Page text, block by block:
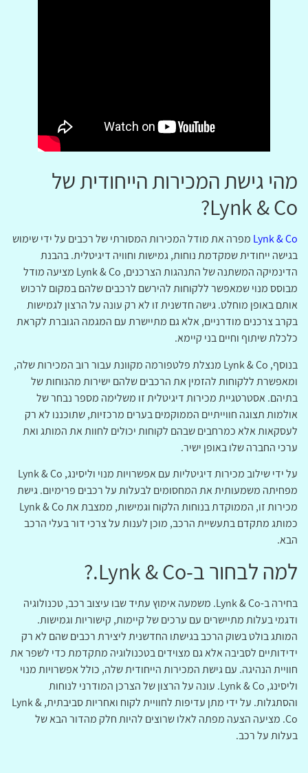
מהי גישת המכירות הייחודית של
Lynk & Co?
Lynk & Co מפרה את מודל המכירות המסורתי של רכבים על ידי שימוש
בגישה ייחודית שמקדמת נוחות, גמישות וחוויה דיגיטלית. בהבנת
הדינמיקה המשתנה של התנהגות הצרכנים, Lynk & Co מציעה מודל
מבוסס מנוי שמאפשר ללקוחות להירשם לרכבים שלהם במקום לרכוש
אותם באופן מוחלט. גישה חדשנית זו לא רק עונה על הרצון לגמישות
בקרב צרכנים מודרניים, אלא גם מתיישרת עם המגמה הגוברת לקראת
כלכלת שיתוף וחיים בני קיימא.
בנוסף, Lynk & Co מנצלת פלטפורמה מקוונת עבור רוב המכירות שלה,
ומאפשרת ללקוחות להזמין את הרכבים שלהם ישירות מהנוחות של
בתיהם. אסטרטגיית מכירות דיגיטלית זו משלימה מספר נבחר של
אולמות תצוגה חווייתיים הממוקמים בערים מרכזיות, שתוכננו לא רק
לעסקאות אלא כמרחבים שבהם לקוחות יכולים לחוות את המותג ואת
ערכי החברה שלו באופן ישיר.
על ידי שילוב מכירות דיגיטליות עם אפשרויות מנוי וליסינג, Lynk & Co
מפחיתה משמעותית את המחסומים לבעלות על רכבים פרימיום. גישת
מכירות זו, הממוקדת בנוחות הלקוח וגמישות, ממצבת את Lynk & Co
כמותג מתקדם בתעשיית הרכב, מוכן לענות על צרכי דור בעלי הרכב
הבא.
למה לבחור ב-Lynk & Co.?
בחירה ב-Lynk & Co. משמעה אימוץ עתיד שבו עיצוב רכב, טכנולוגיה
ודגמי בעלות מתיישרים עם ערכים של קיימות, קישוריות וגמישות.
המותג בולט בשוק הרכב בגישתו החדשנית ליצירת רכבים שהם לא רק
ידידותיים לסביבה אלא גם מצוידים בטכנולוגיה מתקדמת כדי לשפר את
חוויית הנהיגה. עם גישת המכירות הייחודית שלה, כולל אפשרויות מנוי
וליסינג, Lynk & Co. עונה על הרצון של הצרכן המודרני לנוחות
והסתגלות. על ידי מתן עדיפות לחוויית לקוח ואחריות סביבתית, Lynk &
Co. מציעה הצעה מפתה לאלו שרוצים להיות חלק מהדור הבא של
בעלות על רכב.